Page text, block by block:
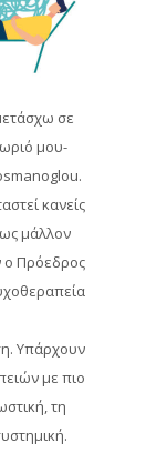
σε
μου-
κανείς
μάλλον
ο Πρόεδρος
Υπάρχουν
με πιο
τη